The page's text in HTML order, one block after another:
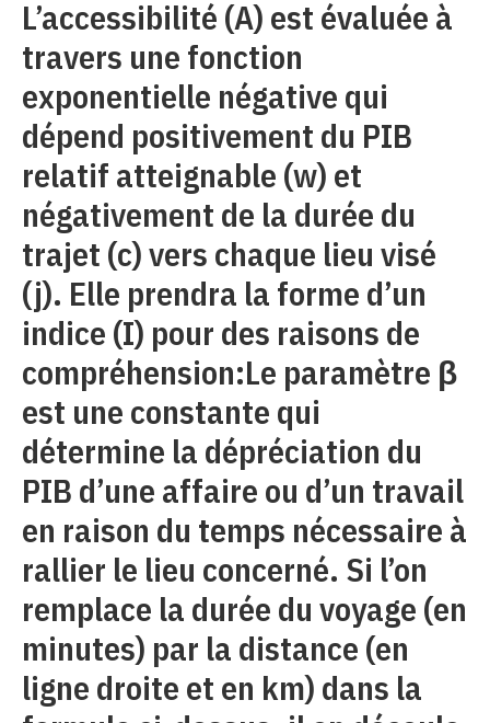
L’accessibilité (A) est évaluée à
travers une fonction
exponentielle négative qui
dépend positivement du PIB
relatif atteignable (w) et
négativement de la durée du
trajet (c) vers chaque lieu visé
(j). Elle prendra la forme d’un
indice (I) pour des raisons de
compréhension:Le paramètre β
est une constante qui
détermine la dépréciation du
PIB d’une affaire ou d’un travail
en raison du temps nécessaire à
rallier le lieu concerné. Si l’on
remplace la durée du voyage (en
minutes) par la distance (en
ligne droite et en km) dans la